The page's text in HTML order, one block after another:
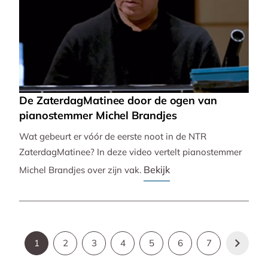
De ZaterdagMatinee door de ogen van
pianostemmer Michel Brandjes
Wat gebeurt er vóór de eerste noot in de NTR
ZaterdagMatinee? In deze video vertelt pianostemmer
Michel Brandjes over zijn vak. Bekijk
1 2 3 4 5 6 7